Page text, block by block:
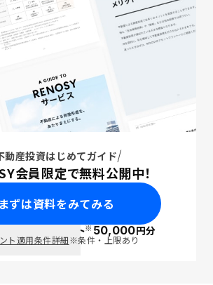
動産投資はじめてガイド
会員限定で無料公開中！
まずは資料をみてみる
ポイント※50,000円分
ト適用条件詳細※条件・上限あり